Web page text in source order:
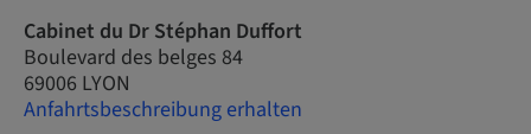
Cabinet du Dr Stéphan Duffort
Boulevard des belges 84
69006 LYON
Anfahrtsbeschreibung erhalten